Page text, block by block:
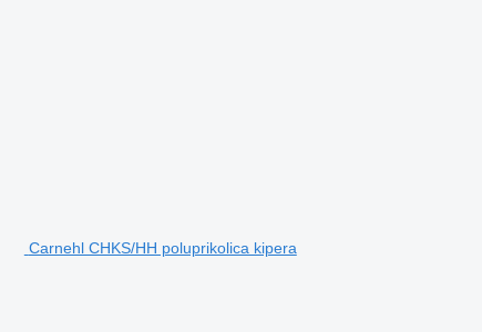
Carnehl CHKS/HH poluprikolica kipera